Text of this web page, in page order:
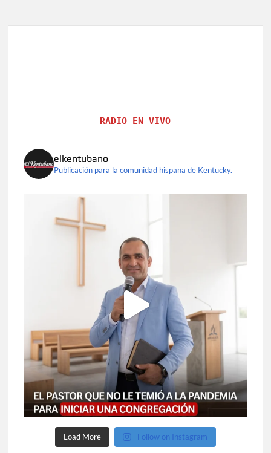
RADIO EN VIVO
elkentubano
Publicación para la comunidad hispana de Kentucky.
Load More Follow on Instagram